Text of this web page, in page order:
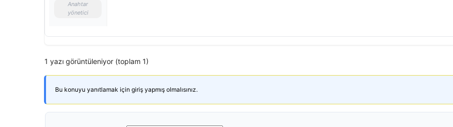
Anahtar
yönetici
1 yazı görüntüleniyor (toplam 1)
Bu konuyu yanıtlamak için giriş yapmış olmalısınız.